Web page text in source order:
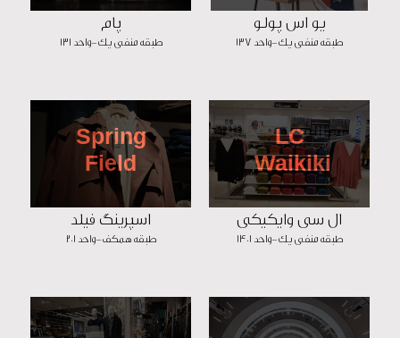
یو اس پولو
طبقه منفی یک-واحد 137
پام
طبقه منفی یک-واحد 131
LC
Waikiki
ال سی وایکیکی
طبقه منفی یک-واحد 1401
Spring
Field
اسپرینگ فیلد
طبقه همکف-واحد 201